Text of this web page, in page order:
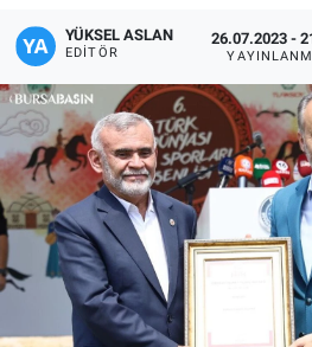
YÜKSEL ASLAN
EDITÖR
26.07.2023 -
Bursaspor
Gündem
Sağlık
Eğitim
Son Dakika Haberleri
Haber Arşivi